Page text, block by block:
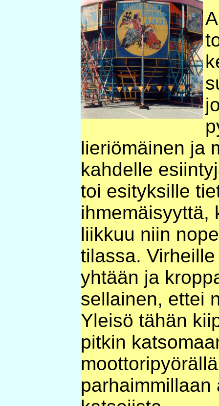
lieriömäinen ja
kahdelle
toi esityksille
ihmemäisyyttä,
liikkuu niin
tilassa.
yhtään ja
sellainen, ettei
Yleisö tähän
pitkin